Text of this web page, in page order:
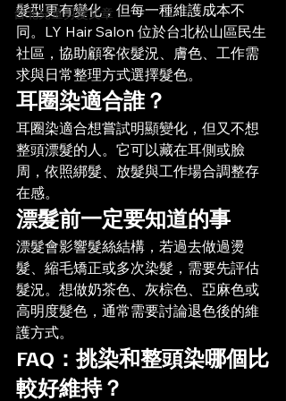
台北兒童剪髮文章
髮型更有變化，但每一種維護成本不
同。LY Hair Salon 位於台北松山區民生
社區，協助顧客依髮況、膚色、工作需
求與日常整理方式選擇髮色。
耳圈染適合誰？
耳圈染適合想嘗試明顯變化，但又不想
整頭漂髮的人。它可以藏在耳側或臉
周，依照綁髮、放髮與工作場合調整存
在感。
漂髮前一定要知道的事
漂髮會影響髮絲結構，若過去做過燙
髮、縮毛矯正或多次染髮，需要先評估
髮況。想做奶茶色、灰棕色、亞麻色或
高明度髮色，通常需要討論退色後的維
護方式。
FAQ：挑染和整頭染哪個比
較好維持？